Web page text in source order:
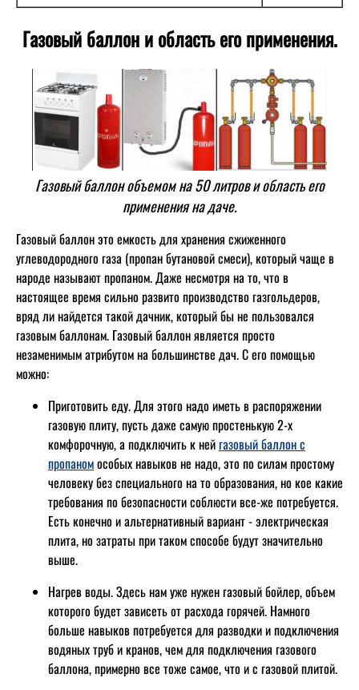
Газовый баллон и область его применения.
Газовый баллон объемом на 50 литров и область его
применения на даче.
Газовый баллон это емкость для хранения сжиженного
углеводородного газа (пропан бутановой смеси), который чаще в
народе называют пропаном. Даже несмотря на то, что в
настоящее время сильно развито производство газгольдеров,
вряд ли найдется такой дачник, который бы не пользовался
газовым баллонам. Газовый баллон является просто
незаменимым атрибутом на большинстве дач. С его помощью
можно:
Приготовить еду. Для этого надо иметь в распоряжении
газовую плиту, пусть даже самую простенькую 2-х
комфорочную, а подключить к нейгазовый баллон с
пропаномособых навыков не надо, это по силам простому
человеку без специального на то образования, но кое какие
требования по безопасности соблюсти все-же потребуется.
Есть конечно и альтернативный вариант - электрическая
плита, но затраты при таком способе будут значительно
выше.
Нагрев воды. Здесь нам уже нужен газовый бойлер, объем
которого будет зависеть от расхода горячей. Намного
больше навыков потребуется для разводки и подключения
водяных труб и кранов, чем для подключения газового
баллона, примерно все тоже самое, что и с газовой плитой.